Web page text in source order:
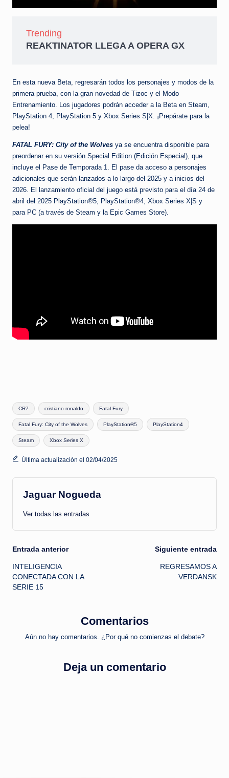
Trending
REAKTINATOR LLEGA A OPERA GX
En esta nueva Beta, regresarán todos los personajes y modos de la
primera prueba, con la gran novedad de Tizoc y el Modo
Entrenamiento. Los jugadores podrán acceder a la Beta en Steam,
PlayStation 4, PlayStation 5 y Xbox Series S|X. ¡Prepárate para la
pelea!
FATAL FURY: City of the Wolves ya se encuentra disponible para
preordenar en su versión Special Edition (Edición Especial), que
incluye el Pase de Temporada 1. El pase da acceso a personajes
adicionales que serán lanzados a lo largo del 2025 y a inicios del
2026. El lanzamiento oficial del juego está previsto para el día 24 de
abril del 2025 PlayStation®5, PlayStation®4, Xbox Series X|S y
para PC (a través de Steam y la Epic Games Store).
Etiquetas:
CR7 cristiano ronaldo Fatal Fury
Fatal Fury: City of the Wolves PlayStation®5 PlayStation4
Steam Xbox Series X
Última actualización el 02/04/2025
Jaguar Nogueda
Ver todas las entradas
Navegación
de
entradas
Entrada anterior
INTELIGENCIA
CONECTADA CON LA
SERIE 15
Siguiente entrada
REGRESAMOS A
VERDANSK
Comentarios
Aún no hay comentarios. ¿Por qué no comienzas el debate?
Deja un comentario